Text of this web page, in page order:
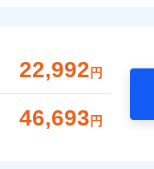
22,992 円
46,693 円